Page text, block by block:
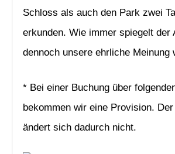
Schloss als auch den Park zwei
erkunden. Wie immer spiegelt der
dennoch unsere ehrliche Meinung
* Bei einer Buchung über
bekommen wir eine Provision.
ändert sich dadurch nicht.